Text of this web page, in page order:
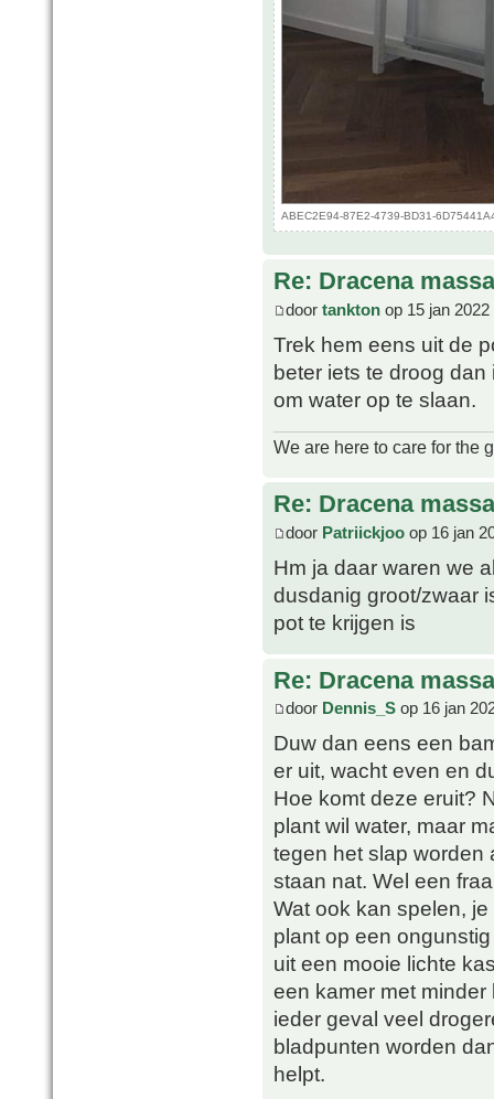
ABEC2E94-87E2-4739-BD31-
Re: Dracena
door tankton op 15 jan 2022
Trek hem eens uit de
beter iets te droog
om water op te slaan.
We are here to care for the
Re: Dracena
door Patriickjoo op 16 jan
Hm ja daar waren we
dusdanig groot/zwaar
pot te krijgen is
Re: Dracena
door Dennis_S op 16 jan
Duw dan eens een
er uit, wacht even en
Hoe komt deze eruit?
plant wil water, maar
tegen het slap worden
staan nat. Wel een
Wat ook kan spelen,
plant op een
uit een mooie lichte
een kamer met
ieder geval veel
bladpunten worden
helpt.